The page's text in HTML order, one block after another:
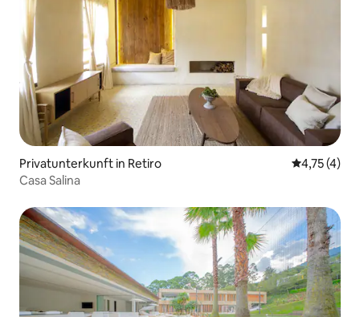
Privatunterkunft in Retiro
4,75 (4)
Casa Salina